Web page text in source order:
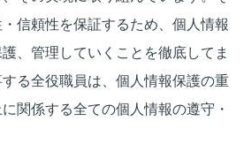
信頼性を保証するため、個人情報
、管理していくことを徹底してま
る全役職員は、個人情報保護の重
関係する全ての個人情報の遵守・